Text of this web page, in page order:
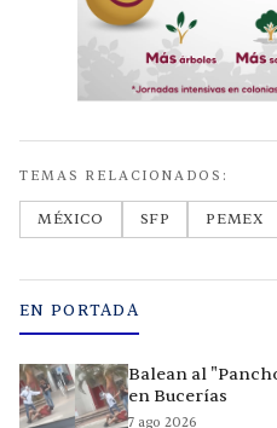
TEMAS RELACIONADOS:
MÉXICO SFP PEMEX
EN PORTADA
Balean al
en Bucerías
7 ago 2026